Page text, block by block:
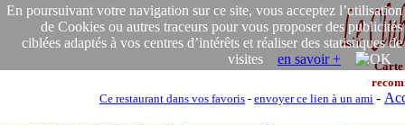
En poursuivant votre navigation sur ce site, vous acceptez l’utilisation
de Cookies ou autres traceurs pour vous proposer des publicités
ciblées adaptés à vos centres d’intérêts et réaliser des statistiques de
visites en savoir +
Carte
Ce restaurant dans vos favoris - envoyer ce lien à un ami -